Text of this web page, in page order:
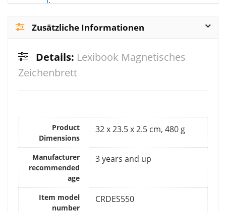
Zusätzliche Informationen
Details: Lexibook Magnetisches
Zeichenbrett
Product
Dimensions
‎32 x 23.5 x 2.5 cm, 480 g
Manufacturer
recommended
age
‎3 years and up
Item model
number
‎CRDES550